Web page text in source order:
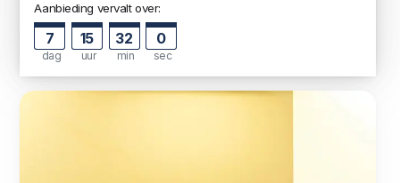
Aanbieding vervalt over:
7
dag
15
uur
31
min
59
sec